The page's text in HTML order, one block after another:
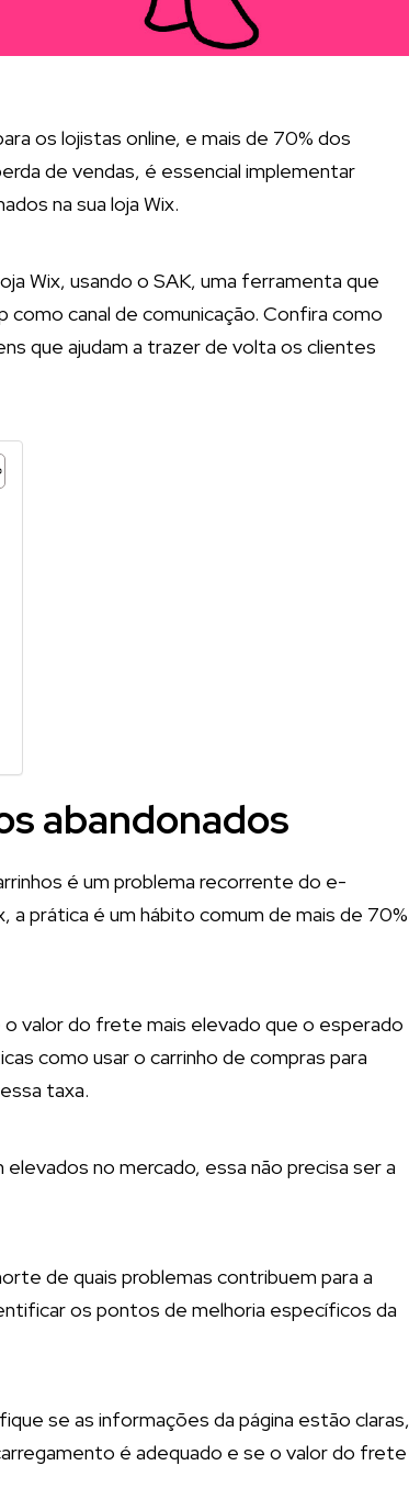
os lojistas online, e mais de 70% dos
de vendas, é essencial implementar
na sua loja Wix.
Wix, usando o SAK, uma ferramenta que
canal de comunicação. Confira como
que ajudam a trazer de volta os clientes
abandonados
é um problema recorrente do e-
a prática é um hábito comum de mais de 70%
valor do frete mais elevado que o esperado
como usar o carrinho de compras para
taxa.
no mercado, essa não precisa ser a
de quais problemas contribuem para a
os pontos de melhoria específicos da
se as informações da página estão claras,
é adequado e se o valor do frete